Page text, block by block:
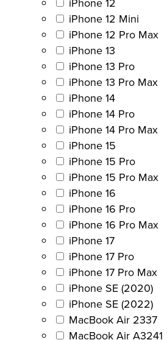
iPhone 12 Mini
iPhone 12 Pro Max
iPhone 13
iPhone 13 Pro
iPhone 13 Pro Max
iPhone 14
iPhone 14 Pro
iPhone 14 Pro Max
iPhone 15
iPhone 15 Pro
iPhone 15 Pro Max
iPhone 16
iPhone 16 Pro
iPhone 16 Pro Max
iPhone 17
iPhone 17 Pro
iPhone 17 Pro Max
iPhone SE (2020)
iPhone SE (2022)
MacBook Air 2337
MacBook Air A3241